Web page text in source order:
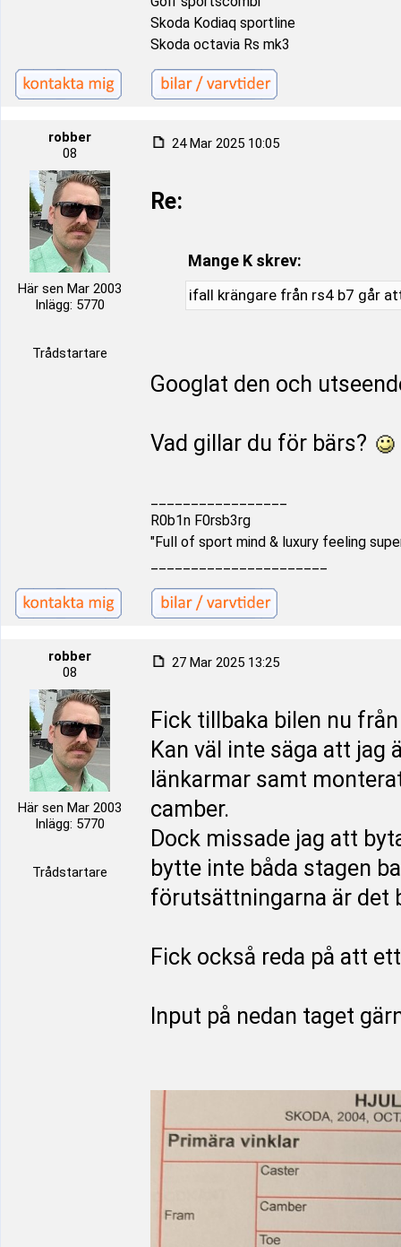
Skoda Kodiaq sportline
Skoda octavia Rs mk3
robber
08
Här sen Mar 2003
Inlägg: 5770
Trådstartare
24 Mar 2025 10:05
Re:
Mange K skrev:
ifall krängare från rs4 b7 går
Googlat den och
Vad gillar du för bärs?
R0b1n F0rsb3rg
"Full of sport mind & luxury feeling
robber
08
Här sen Mar 2003
Inlägg: 5770
Trådstartare
27 Mar 2025 13:25
Fick tillbaka bilen nu
Kan väl inte säga att
länkarmar samt
camber.
Dock missade jag att
bytte inte båda stagen
förutsättningarna är det
Fick också reda på att
Input på nedan taget